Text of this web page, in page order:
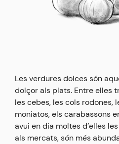
Les verdures dolces són
dolçor als plats. Entre elles
les cebes, les cols rodones,
moniatos, els carabassons
avui en dia moltes d’elles
als mercats, són més